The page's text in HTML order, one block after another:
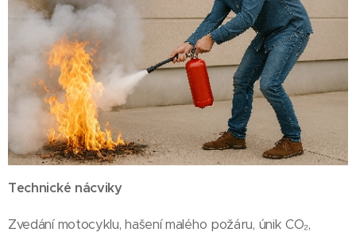
Technické nácviky
Zvedání motocyklu, hašení malého požáru, únik CO₂,